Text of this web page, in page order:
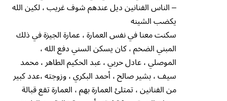
– الناس الفنانين ديل عندهم شوف غريب ، لكين الله
يكضب الشينه
سكنت معنا في نفس العمارة ، عمارة الجيزة في ذلك
المبني الضخم ، كان يسكن السني دفع الله ،
الموصلي ، عادل حربي ، عبد الحكيم الطاهر ، محمد
سيف ، بشير صالح ، أحمد البكري ، وزوجته ،عدد كبير
من الفنانين ، تمتلئ العمارة بهم ، العمارة تقع قبالة